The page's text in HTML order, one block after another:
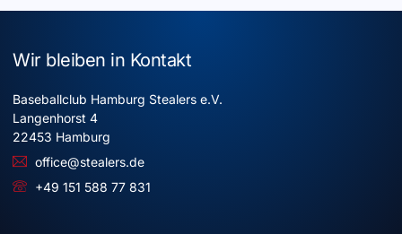
Wir bleiben in Kontakt
Baseballclub Hamburg Stealers e.V.
Langenhorst 4
22453 Hamburg
office@stealers.de
+49 151 588 77 831